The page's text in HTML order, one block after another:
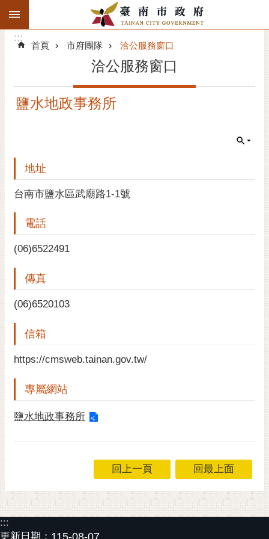
跳到主要內容區塊
搜
階
精彩府城
市府團隊
主題服務
市政資訊
市民互動
偉
哲
花
泉
桐
花
覽
:::
:::
首頁 市府團隊 洽公服務窗口
洽公服務窗口
鹽水地政事務所
地址
台南市鹽水區武廟路1-1號
電話
(06)6522491
傳真
(06)6520103
信箱
https://cmsweb.tainan.gov.tw/
專屬網站
鹽水地政事務所
回上一頁 回最上面
:::
更新日期： 115-08-07